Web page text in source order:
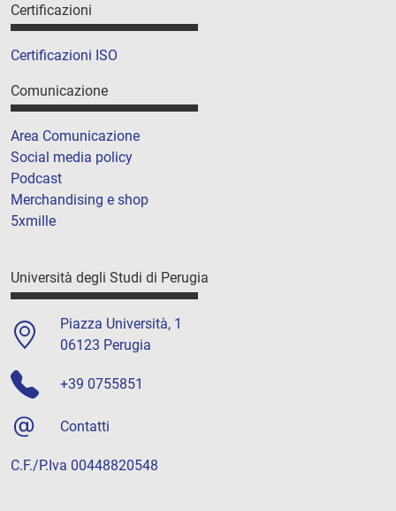
Certificazioni
Certificazioni ISO
Comunicazione
Area Comunicazione
Social media policy
Podcast
Merchandising e shop
5xmille
Università degli Studi di Perugia
Piazza Università, 1
06123 Perugia
+39 0755851
Contatti
C.F./P.Iva 00448820548